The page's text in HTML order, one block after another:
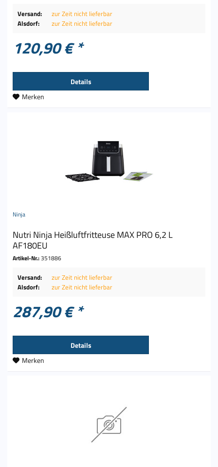
Versand:
zur Zeit nicht lieferbar
Alsdorf:
zur Zeit nicht lieferbar
120,90 € *
Details
Merken
Ninja
Nutri Ninja Heißluftfritteuse MAX PRO 6,2 L
AF180EU
Artikel-Nr.:351886
Versand:
zur Zeit nicht lieferbar
Alsdorf:
zur Zeit nicht lieferbar
287,90 € *
Details
Merken